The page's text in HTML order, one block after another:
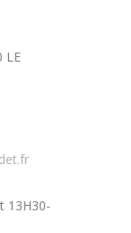
LE
13H30-